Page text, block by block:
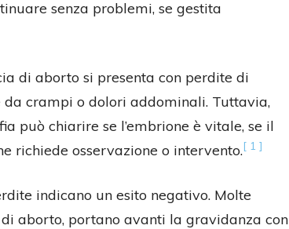
senza problemi, se gestita
di aborto si presenta con perdite di
crampi o dolori addominali. Tuttavia,
può chiarire se l’embrione è vitale, se il
richiede osservazione o intervento.[ 1 ]
indicano un esito negativo. Molte
aborto, portano avanti la gravidanza con